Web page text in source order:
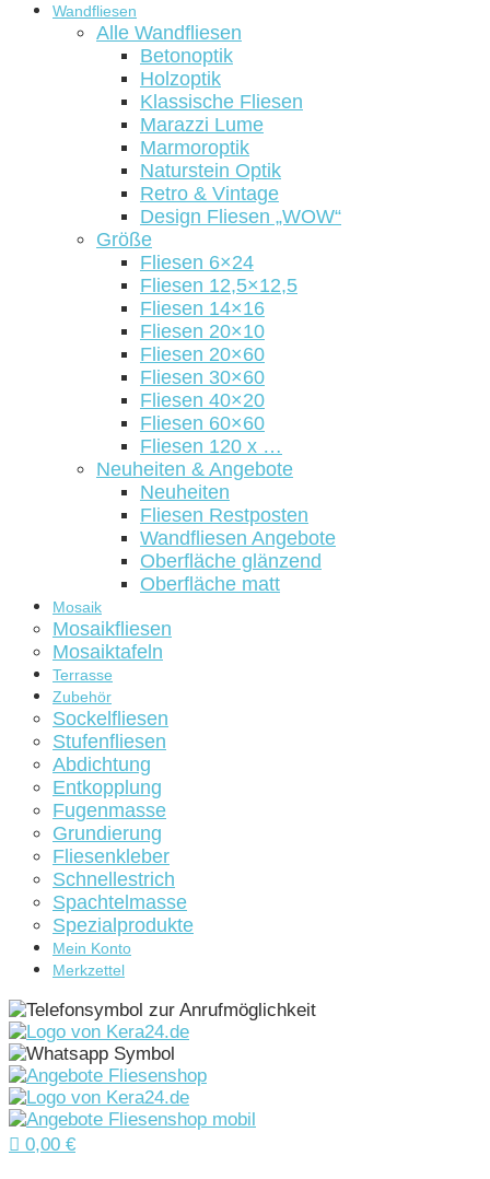
Wandfliesen
Alle Wandfliesen
Betonoptik
Holzoptik
Klassische Fliesen
Marazzi Lume
Marmoroptik
Naturstein Optik
Retro & Vintage
Design Fliesen „WOW“
Größe
Fliesen 6×24
Fliesen 12,5×12,5
Fliesen 14×16
Fliesen 20×10
Fliesen 20×60
Fliesen 30×60
Fliesen 40×20
Fliesen 60×60
Fliesen 120 x …
Neuheiten & Angebote
Neuheiten
Fliesen Restposten
Wandfliesen Angebote
Oberfläche glänzend
Oberfläche matt
Mosaik
Mosaikfliesen
Mosaiktafeln
Terrasse
Zubehör
Sockelfliesen
Stufenfliesen
Abdichtung
Entkopplung
Fugenmasse
Grundierung
Fliesenkleber
Schnellestrich
Spachtelmasse
Spezialprodukte
Mein Konto
Merkzettel
 0,00 €